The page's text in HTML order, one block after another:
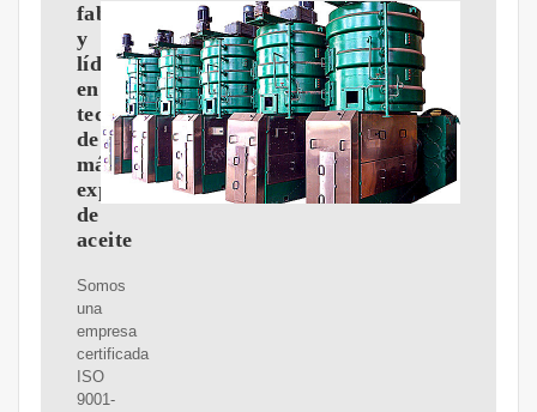
fabricante
y
líder
en
tecnología
de
máquinas
expulsoras
de
aceite
Somos
una
empresa
certificada
ISO
9001-